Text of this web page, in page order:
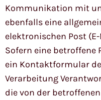
Kommunikation mit
ebenfalls eine
elektronischen Post
Sofern eine betroffene
ein Kontaktformular
Verarbeitung
die von der